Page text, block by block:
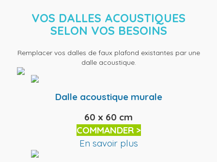
VOS DALLES ACOUSTIQUES
SELON VOS BESOINS
Remplacer vos dalles de faux plafond existantes par une
dalle acoustique.
Dalle acoustique murale
60 x 60 cm
COMMANDER >
En savoir plus